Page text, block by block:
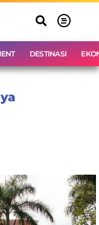
DESTINASI